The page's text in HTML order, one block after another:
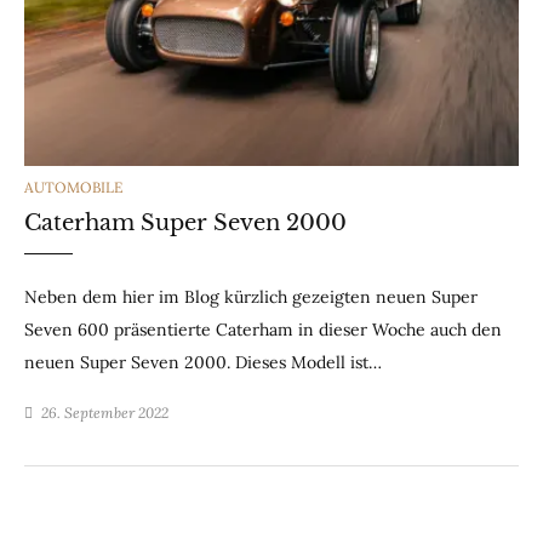
CATEGORIES
AUTOMOBILE
Caterham Super Seven 2000
Neben dem hier im Blog kürzlich gezeigten neuen Super
Seven 600 präsentierte Caterham in dieser Woche auch den
neuen Super Seven 2000. Dieses Modell ist…
26. September 2022